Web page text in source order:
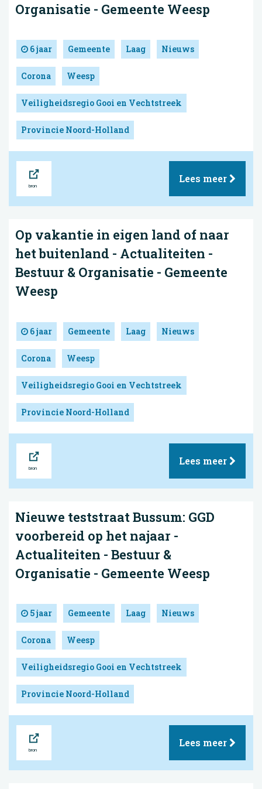
Organisatie - Gemeente Weesp
6 jaar Gemeente Laag Nieuws
Corona Weesp
Veiligheidsregio Gooi en Vechtstreek
Provincie Noord-Holland
Lees meer
Op vakantie in eigen land of naar
het buitenland - Actualiteiten -
Bestuur & Organisatie - Gemeente
Weesp
6 jaar Gemeente Laag Nieuws
Corona Weesp
Veiligheidsregio Gooi en Vechtstreek
Provincie Noord-Holland
Lees meer
Nieuwe teststraat Bussum: GGD
voorbereid op het najaar -
Actualiteiten - Bestuur &
Organisatie - Gemeente Weesp
5 jaar Gemeente Laag Nieuws
Corona Weesp
Veiligheidsregio Gooi en Vechtstreek
Provincie Noord-Holland
Lees meer